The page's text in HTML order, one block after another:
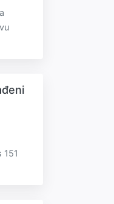
151